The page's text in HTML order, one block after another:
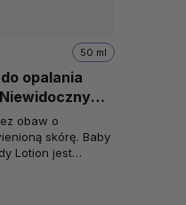
opalania
50 ml
obaw o
skórę. Baby
Lotion jest
i...